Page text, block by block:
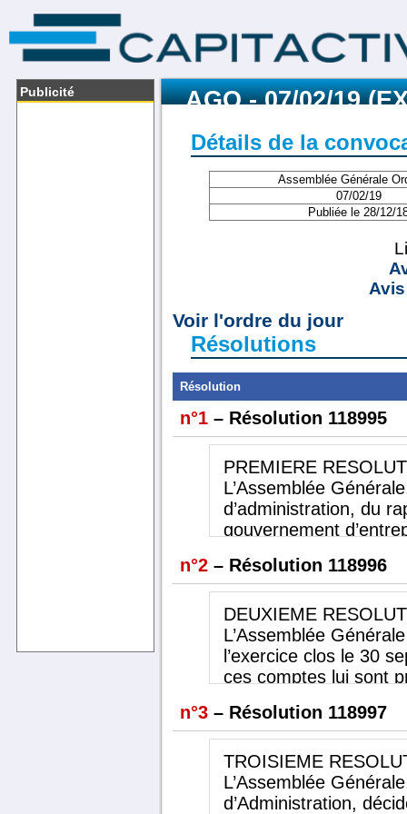
Publicité AGO - 07/02/19
Détails de la
Assemblée Générale
07/02/19
Publiée le 28/12/
Voir l'ordre du jour
Résolutions
Résolution
n°1 – Résolution 118995
PREMIERE
L’Assemblée
d’administration, du
gouvernement
rapports et les
septembre 2018, tels
sont présentés, avec
qui sont mentionnées
et résumées dans
consolidé net
n°2 – Résolution 118996
DEUXIEME
L’Assemblée
l’exercice clos le 30
ces comptes lui sont
résumées dans les
bénéfice net
euros.
L’Assemblée
déductibles au sens
n°3 – Résolution 118997
TROISIEME
L’Assemblée
d’Administration,